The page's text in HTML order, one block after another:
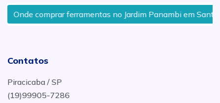
Onde comprar ferramentas no Jardim Panambi em Santa
Contatos
Piracicaba / SP
(19)99905-7286